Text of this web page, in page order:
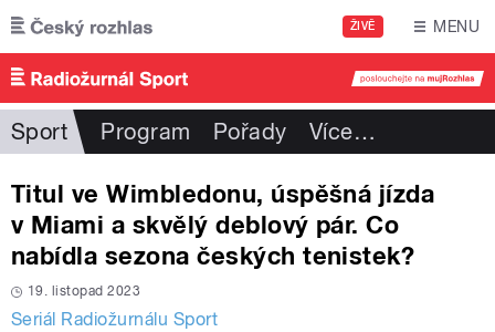
Přejít k hlavnímu obsahu
ŽIVĚ MENU
Sport Program Pořady Více…
Titul ve Wimbledonu, úspěšná jízda
v Miami a skvělý deblový pár. Co
nabídla sezona českých tenistek?
19. listopad 2023
Seriál Radiožurnálu Sport